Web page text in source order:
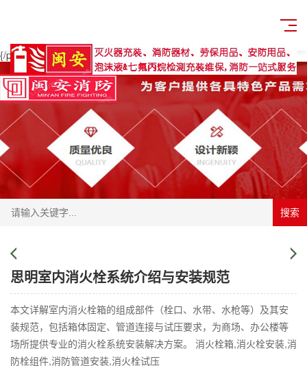
{pboot:product}{/pboot:product}
{/pboot:position}首页 >>产品中心 >>消防设备 {/pboot:position}
搜索
思明室内消火栓系统介绍与安装规范
本文详解室内消火栓箱的组成部件（栓口、水带、水枪等）及其安
装规范，包括箱体固定、管道连接与试压要求，为商场、办公楼等
场所提供专业的消火栓系统安装解决方案。 消火栓箱,消火栓安装,消
防栓组件,消防管道安装,消火栓试压